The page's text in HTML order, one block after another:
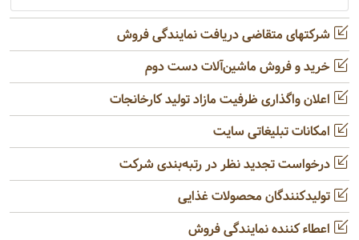
شرکتهای متقاضی دریافت نمایندگی فروش
خرید و فروش ماشین‌آلات دست دوم
اعلان واگذاری ظرفیت مازاد تولید کارخانجات
امکانات تبلیغاتی سایت
درخواست تجدید نظر در رتبه‌بندی شرکت
تولیدکنندگان محصولات غذایی
اعطاء کننده نمایندگی فروش